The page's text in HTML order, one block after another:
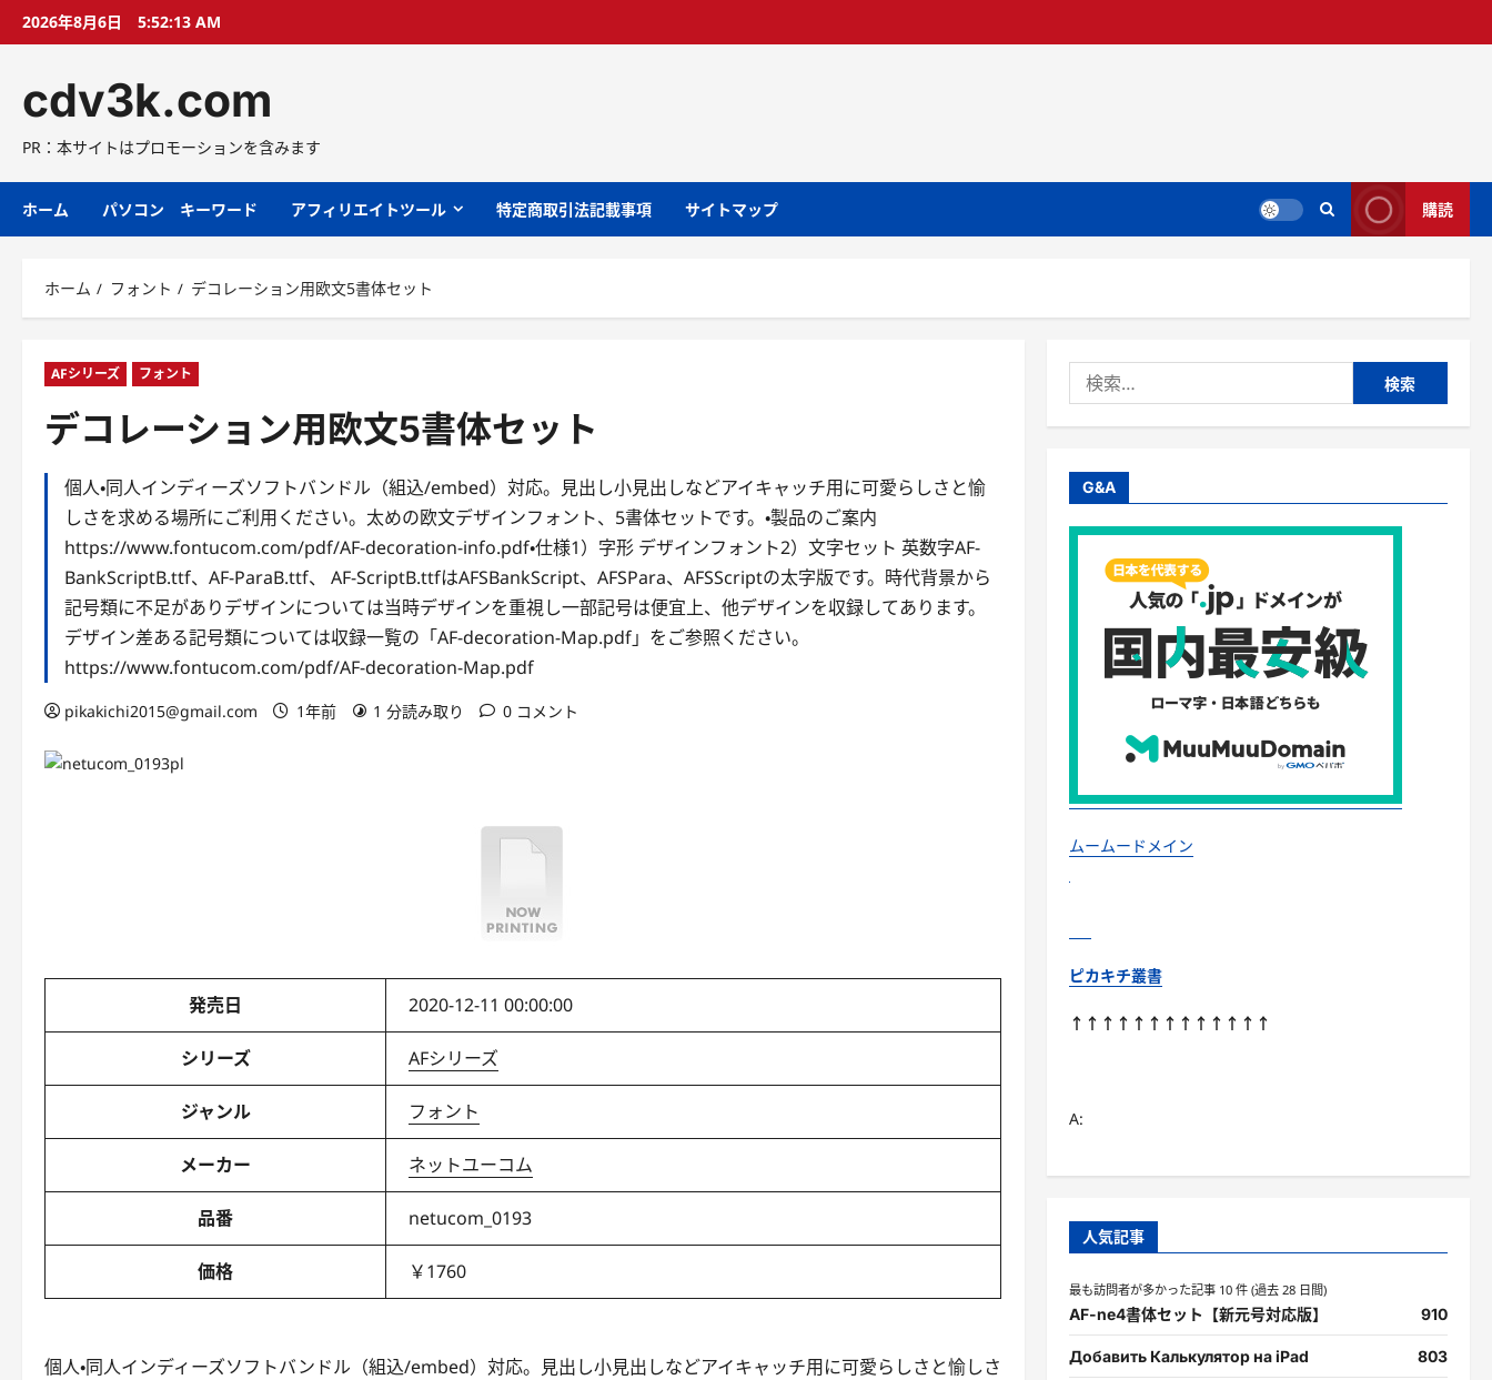
プ
2026年8月6日 5:52:13 AM
cdv3k.com
PR：本サイトはプロモーションを含みます
ホーム パソコン キーワード アフィリエイトツール 特定商取引法記載事項 サイトマップ 購読
ホーム フォント デコレーション用欧文5書体セット
AFシリーズ フォント
デコレーション用欧文5書体セット
個人・同人インディーズソフトバンドル（組込/embed）対応。見出し小見出しなどアイキャッチ用に可愛らしさと愉
しさを求める場所にご利用ください。太めの欧文デザインフォント、5書体セットです。・製品のご案内
https://www.fontucom.com/pdf/AF-decoration-info.pdf・仕様1）字形 デザインフォント2）文字セット 英数字AF-
BankScriptB.ttf、AF-ParaB.ttf、 AF-ScriptB.ttfはAFSBankScript、AFSPara、AFSScriptの太字版です。時代背景から
記号類に不足がありデザインについては当時デザインを重視し一部記号は便宜上、他デザインを収録してあります。
デザイン差ある記号類については収録一覧の「AF-decoration-Map.pdf」をご参照ください。
https://www.fontucom.com/pdf/AF-decoration-Map.pdf
pikakichi2015@gmail.com 1年前 1 分読み取り 0 コメント
発売日 2020-12-11 00:00:00
シリーズ AFシリーズ
ジャンル フォント
メーカー ネットユーコム
品番 netucom_0193
価格 ￥1760
個人・同人インディーズソフトバンドル（組込/embed）対応。見出し小見出しなどアイキャッチ用に可愛らしさと愉しさ
索:
G&A
ムームードメイン
ピカキチ叢書
↑↑↑↑↑↑↑↑↑↑↑↑↑
A:
人気記事
最も訪問者が多かった記事 10 件 (過去 28 日間)
AF-ne4書体セット【新元号対応版】 910
Добавить Калькулятор на iPad 803